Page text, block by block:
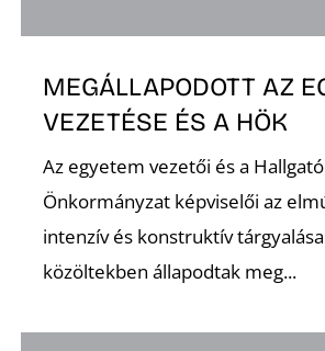
MEGÁLLAPODOTT AZ
VEZETÉSE ÉS A HÖK
Az egyetem vezetői és a
Önkormányzat képviselői az
intenzív és konstruktív
közöltekben állapodtak meg...